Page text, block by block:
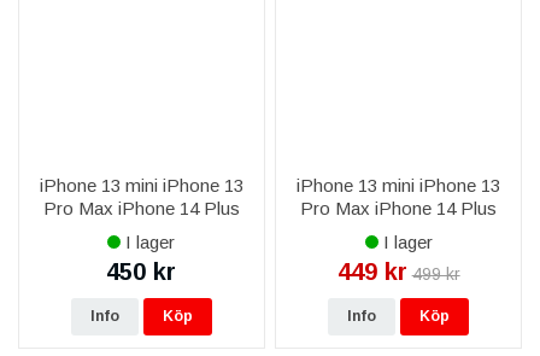
iPhone 13 mini iPhone 13
Pro Max iPhone 14 Plus
iPhone 14 Pro Max iPhone
15 Plus iPhone 15 Pro Max
iPhone 16 Plus iPhone 16
Pro
I lager
450 kr
Info Köp
iPhone 13 mini iPhone 13
Pro Max iPhone 14 Plus
iPhone 14 Pro Max iPhone
15 Plus iPhone 15 Pro Max
iPhone 16 Plus iPhone 16
Pro
I lager
449 kr 499 kr
Info Köp